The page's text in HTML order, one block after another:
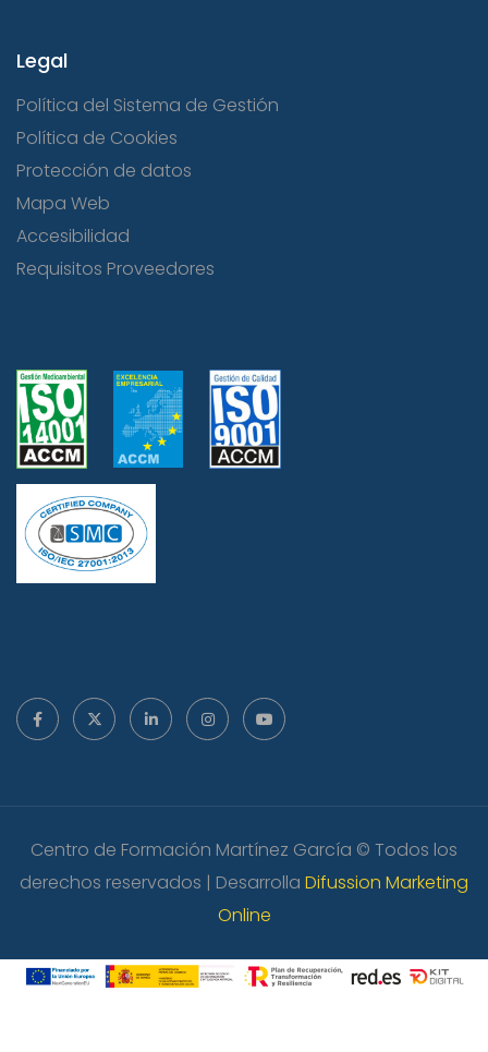
Legal
Política del Sistema de Gestión
Política de Cookies
Protección de datos
Mapa Web
Accesibilidad
Requisitos Proveedores
Centro de Formación Martínez García © Todos los
derechos reservados | Desarrolla Difussion Marketing
Online